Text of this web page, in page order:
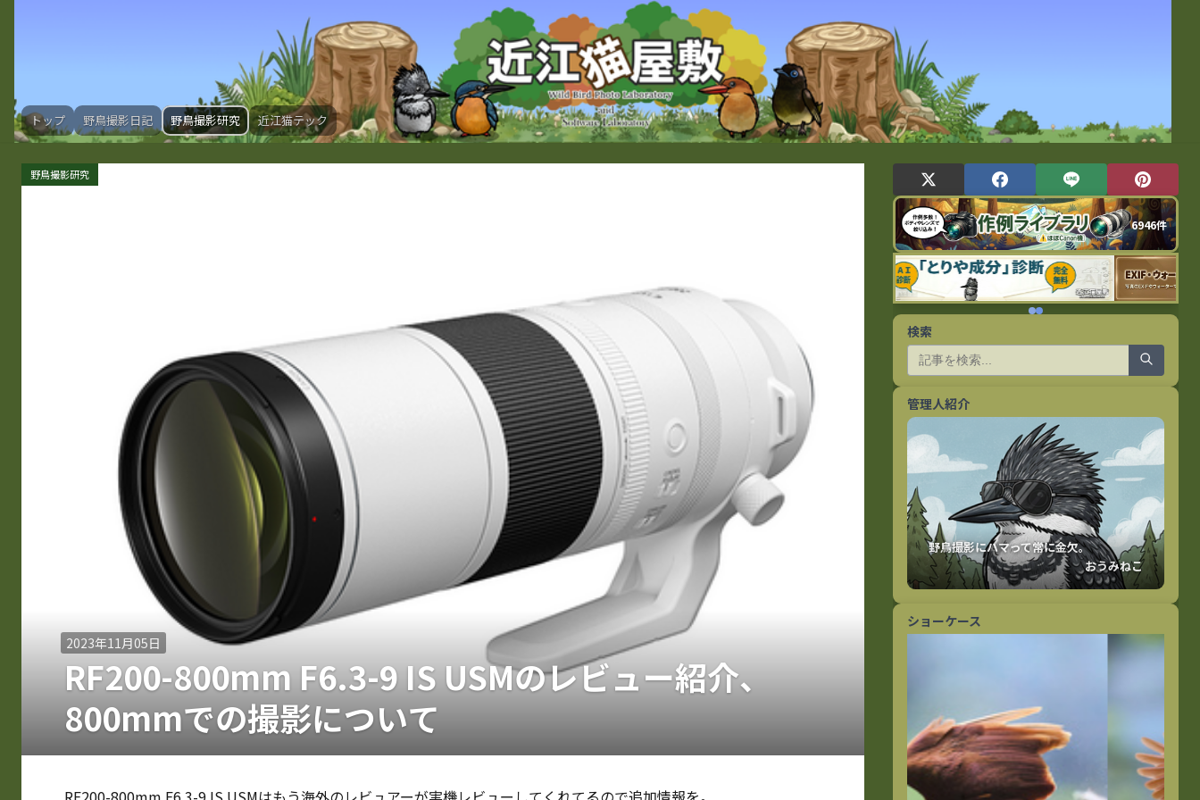
トップ 野鳥撮影日記 野鳥撮影研究 近江猫テック
野鳥撮影研究
2023年11月05日
RF200-800mm F6.3-9 IS USMのレビュー紹介、
800mmでの撮影について
6946件
検索
管理人紹介
おうみねこ
ショーケース